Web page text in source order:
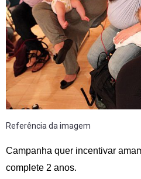
Referência da imagem
Campanha quer incentivar
complete 2 anos.